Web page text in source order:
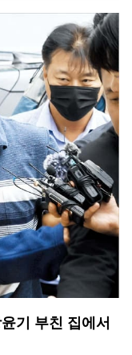
기 부친 집에서